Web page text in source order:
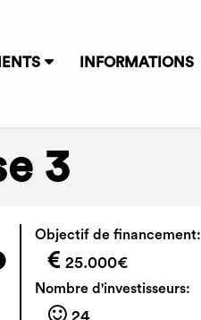
INFORMATIONS
3
Objectif de financement:
25.000€
Nombre d'investisseurs:
24